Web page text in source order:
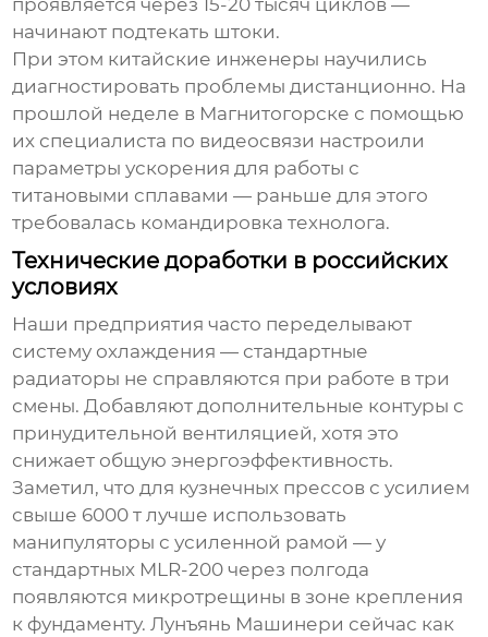
проявляется через 15-20 тысяч циклов —
начинают подтекать штоки.
При этом китайские инженеры научились
диагностировать проблемы дистанционно. На
прошлой неделе в Магнитогорске с помощью
их специалиста по видеосвязи настроили
параметры ускорения для работы с
титановыми сплавами — раньше для этого
требовалась командировка технолога.
Технические доработки в российских
условиях
Наши предприятия часто переделывают
систему охлаждения — стандартные
радиаторы не справляются при работе в три
смены. Добавляют дополнительные контуры с
принудительной вентиляцией, хотя это
снижает общую энергоэффективность.
Заметил, что для кузнечных прессов с усилием
свыше 6000 т лучше использовать
манипуляторы с усиленной рамой — у
стандартных MLR-200 через полгода
появляются микротрещины в зоне крепления
к фундаменту. Лунъянь Машинери сейчас как